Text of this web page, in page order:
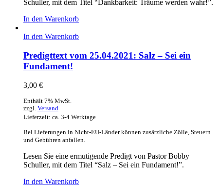
Schuller, mit dem Titel “Dankbarkeit: Träume werden wahr!”.
In den Warenkorb
In den Warenkorb
Predigttext vom 25.04.2021: Salz – Sei ein
Fundament!
3,00 €
Enthält 7% MwSt.
zzgl. Versand
Lieferzeit: ca. 3-4 Werktage
Bei Lieferungen in Nicht-EU-Länder können zusätzliche Zölle, Steuern
und Gebühren anfallen.
Lesen Sie eine ermutigende Predigt von Pastor Bobby
Schuller, mit dem Titel “Salz – Sei ein Fundament!”.
In den Warenkorb